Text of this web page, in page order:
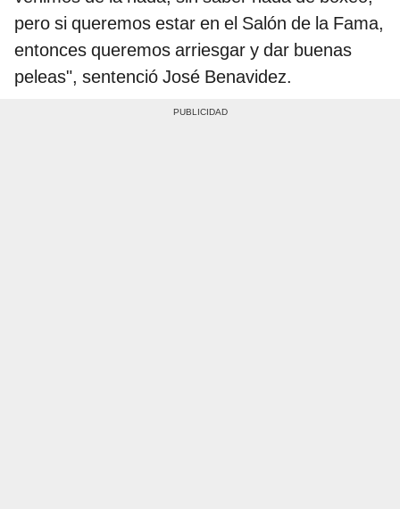
pero si queremos estar en el Salón de la Fama,
entonces queremos arriesgar y dar buenas
peleas", sentenció José Benavidez.